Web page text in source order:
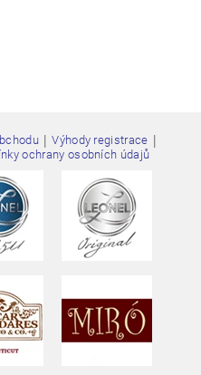
Výhody registrace
ochrany osobních údajů